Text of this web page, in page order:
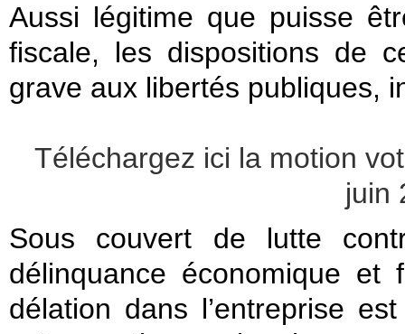
Aussi légitime que puisse
fiscale, les dispositions de
grave aux libertés publiques,
Téléchargez ici la motion
juin
Sous couvert de lutte
délinquance économique et
délation dans l’entreprise